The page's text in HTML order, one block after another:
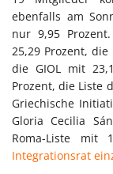
ebenfalls am
nur 9,95
25,29 Prozent,
die GIOL mit
Prozent, die Liste
Griechische
Gloria Cecilia
Roma-Liste mit
Integrationsrat